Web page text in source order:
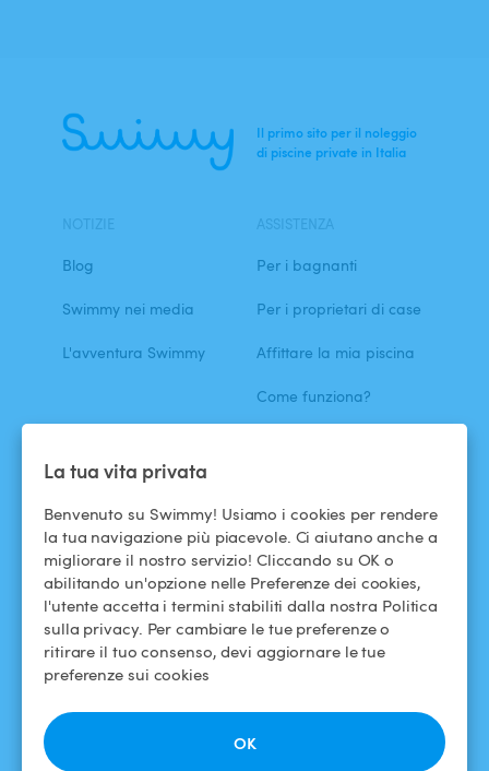
La tua vita privata
Benvenuto su Swimmy! Usiamo i cookies per rendere
la tua navigazione più piacevole. Ci aiutano anche a
migliorare il nostro servizio! Cliccando su OK o
abilitando un'opzione nelle Preferenze dei cookies,
l'utente accetta i termini stabiliti dalla nostra Politica
sulla privacy. Per cambiare le tue preferenze o
ritirare il tuo consenso, devi aggiornare le tue
preferenze sui cookies
OK
Il primo sito per il noleggio
di piscine private in Italia
Blog
Swimmy nei media
L'avventura Swimmy
Per i bagnanti
Per i proprietari di case
Affittare la mia piscina
Come funziona?
ASSISTENZA
Termini e condizioni
d'uso
Politica di
confidenzialità
Avviso legale
Instagram